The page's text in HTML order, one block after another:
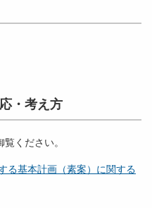
・考え方
ください。
る基本計画（素案）に関する